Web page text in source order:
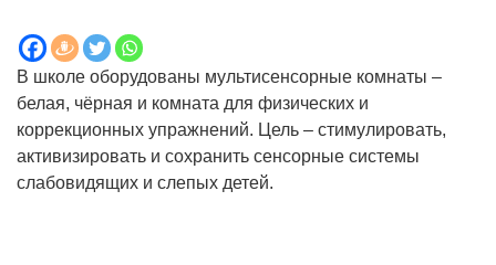
В школe оборудованы мультисенсорные комнаты –
белая, чёрная и комната для физических и
коррекционных упражнений. Цель – стимулировать,
активизировать и сохранить сенсорные системы
слабовидящих и слепых детей.